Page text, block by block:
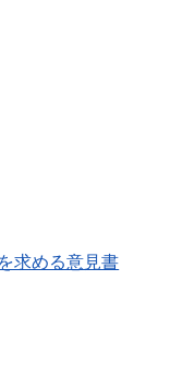
求める意見書